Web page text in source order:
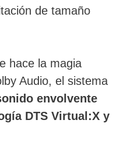
de tamaño
hace la magia
Audio, el sistema
envolvente
DTS Virtual:X y